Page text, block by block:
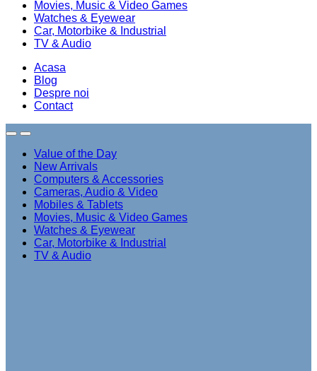
Movies, Music & Video Games
Watches & Eyewear
Car, Motorbike & Industrial
TV & Audio
Acasa
Blog
Despre noi
Contact
Value of the Day
New Arrivals
Computers & Accessories
Cameras, Audio & Video
Mobiles & Tablets
Movies, Music & Video Games
Watches & Eyewear
Car, Motorbike & Industrial
TV & Audio